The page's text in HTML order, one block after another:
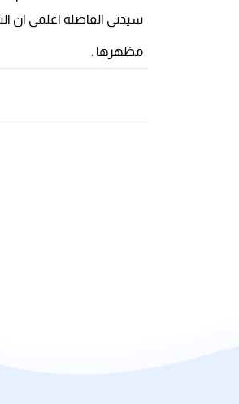
سيدتى الفاضلة اعلمى ان
مظهرها .